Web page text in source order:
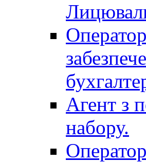
Агент з
набору.